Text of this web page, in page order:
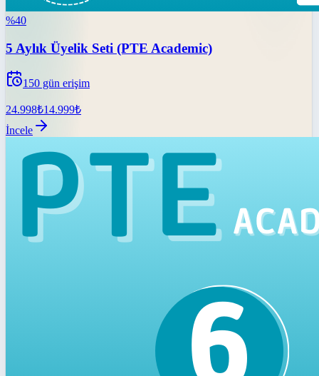
%40
5 Aylık Üyelik Seti (PTE Academic)
150 gün erişim
24.998₺14.999₺
İncele